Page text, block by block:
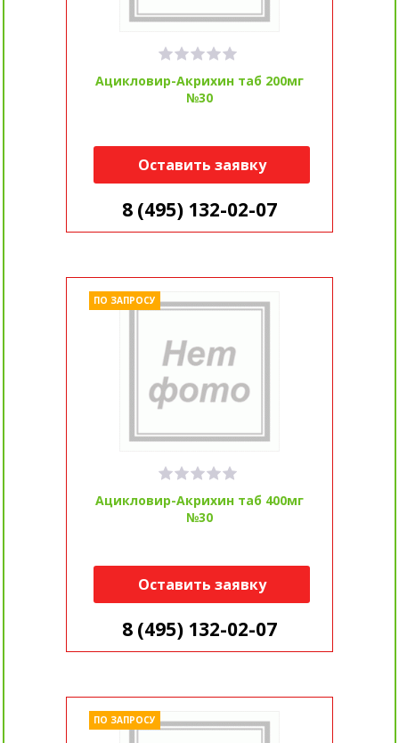
Ацикловир-Акрихин таб 200мг
№30
Оставить заявку
8 (495) 132-02-07
Ацикловир-Акрихин таб 400мг
№30
ПО ЗАПРОСУ
Оставить заявку
8 (495) 132-02-07
ПО ЗАПРОСУ